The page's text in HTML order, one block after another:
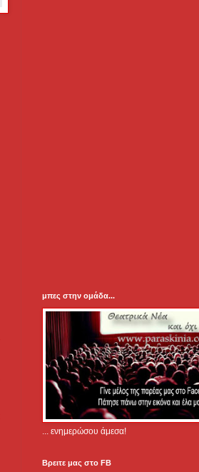
μπες στην ομάδα...
... ενημερώσου άμεσα!
Βρειτε μας στο FB